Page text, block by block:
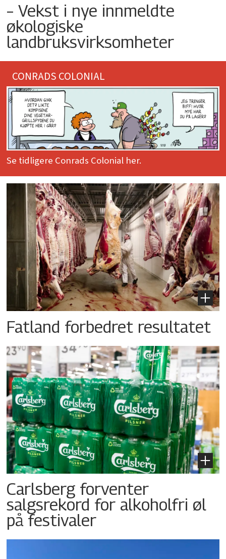
– Vekst i nye innmeldte
økologiske
landbruksvirksomheter
CONRADS COLONIAL
Se tidligere Conrads Colonial her.
Fatland forbedret resultatet
Carlsberg forventer
salgsrekord for alkoholfri øl
på festivaler